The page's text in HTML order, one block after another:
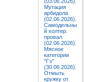
Мутация
арбидола
(02.06.2026).
Самодельны
й холтер:
провал
(02.06.2026).
Мясное
категории
"Гэ"
(30.06.2026).
Отмыть
кружку от